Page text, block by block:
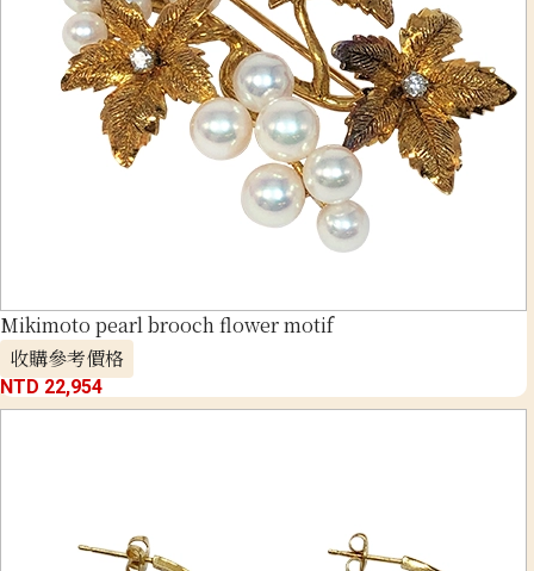
Mikimoto pearl brooch flower motif
收購參考價格
NTD 22,954